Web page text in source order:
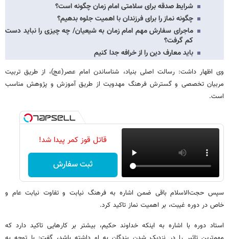
شرایط صدقه برای سلامتی امام زمان چگونه است؟
چگونه نماز را برای فرزندان با اهمیت جلوه بدهیم؟
ماجرای سفارش مهم امام زمان به شیعیان/ چه چیزی را نباید دست
کم گرفت؟
باید معارف دین را از خرافه جدا کنیم
وی اظهار داشت: رسالت اصلی بنیاد، شناساندن امام عصر(عج)، از طریق تربیت
مربیان تخصصی و گسترش فرهنگ مهدویت از طریق آموزش و پژوهش مناسب
است.
قاتل قوز کمر پیدا شد!
ثبت سفارش
سپس حجت‌الاسلام باقی ضمن اشاره به فرهنگ نیابت و تفاوت نیابت عام و
خاص در دوره غیبت، بر اهمیت نماز تاکید کرد.
استاد دوره با اشاره به اینکه خداوند حکیم، بیشتر بر کارهایی تاکید دارد که